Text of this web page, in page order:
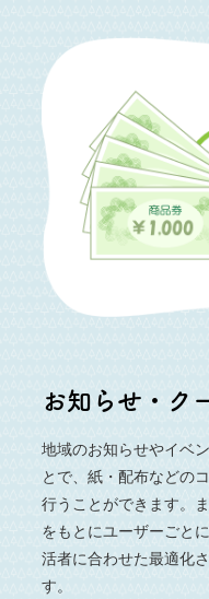
お知らせ・ク
地域のお知らせやイベ
とで、紙・配布などの
行うことができます。
をもとにユーザーごと
活者に合わせた最適化
す。